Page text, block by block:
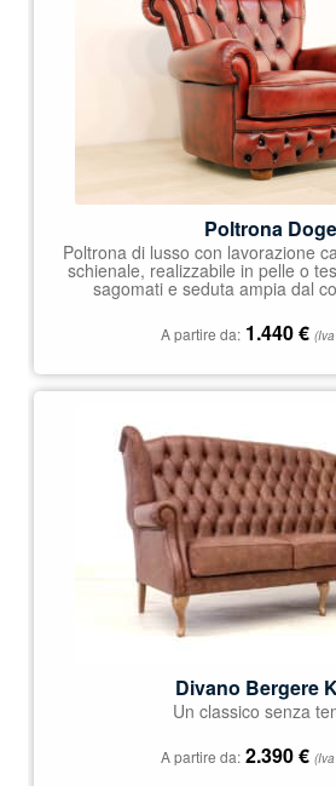
Poltrona Doge
Poltrona di lusso con lavorazione
schienale, realizzabile in pelle o
sagomati e seduta ampia dal
A partire da: 1.440€
Divano Bergere
Un classico senza
A partire da: 2.390€